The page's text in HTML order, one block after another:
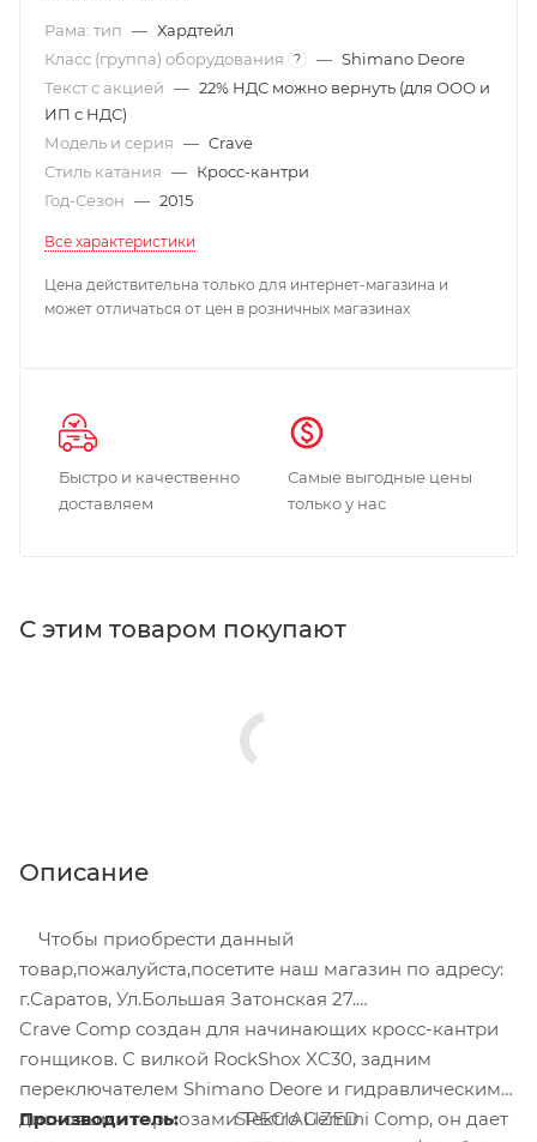
Рама: тип — Хардтейл
Класс (группа) оборудования
? — Shimano Deore
Текст с акцией — 22% НДС можно вернуть (для ООО и
ИП с НДС)
Модель и серия — Crave
Стиль катания — Кросс-кантри
Год-Сезон — 2015
Все характеристики
Цена действительна только для интернет-магазина и
может отличаться от цен в розничных магазинах
Быстро и качественно
доставляем
Самые выгодные цены
только у нас
С этим товаром покупают
Описание
Чтобы приобрести данный
товар,пожалуйста,посетите наш магазин по адресу:
г.Саратов, Ул.Большая Затонская 27.
Crave Comp создан для начинающих кросс-кантри
гонщиков. С вилкой RockShox XC30, задним
переключателем Shimano Deore и гидравлическими
дисковыми тормозами Tektro Gemini Comp, он дает
Производитель:
SPECIALIZED